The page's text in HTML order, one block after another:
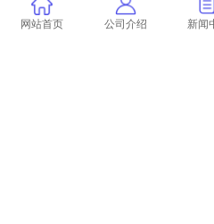
学术查重字数计费
网站首页 公司介绍 新闻